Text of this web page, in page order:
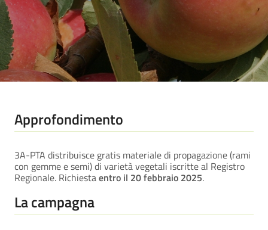
Approfondimento
3A-PTA distribuisce gratis materiale di propagazione (rami
con gemme e semi) di varietà vegetali iscritte al Registro
Regionale. Richiestaentro il 20 febbraio 2025.
La campagna